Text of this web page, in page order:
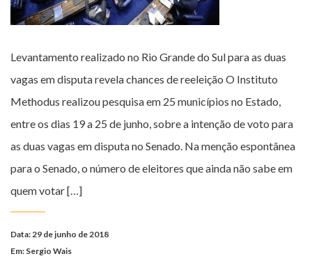
Levantamento realizado no Rio Grande do Sul para as duas
vagas em disputa revela chances de reeleição O Instituto
Methodus realizou pesquisa em 25 municípios no Estado,
entre os dias 19 a 25 de junho, sobre a intenção de voto para
as duas vagas em disputa no Senado. Na menção espontânea
para o Senado, o número de eleitores que ainda não sabe em
quem votar […]
Data: 29 de junho de 2018
Em: Sergio Wais